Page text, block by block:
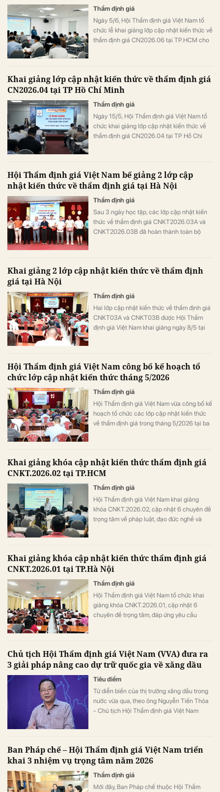
Thẩm định giá
Ngày 5/6, Hội Thẩm định giá Việt Nam tổ
chức lễ khai giảng lớp cập nhật kiến thức về
thẩm định giá CN2026.06 tại TP.HCM cho
Khai giảng lớp cập nhật kiến thức về thẩm định giá
CN2026.04 tại TP Hồ Chí Minh
Thẩm định giá
Ngày 15/5, Hội Thẩm định giá Việt Nam tổ
chức khai giảng lớp cập nhật kiến thức về
thẩm định giá CN2026.04 tại TP Hồ Chí
Hội Thẩm định giá Việt Nam bế giảng 2 lớp cập
nhật kiến thức về thẩm định giá tại Hà Nội
Thẩm định giá
Sau 3 ngày học tập, các lớp cập nhật kiến
thức về thẩm định giá CNKT2026.03A và
CNKT2026.03B đã hoàn thành toàn bộ
Khai giảng 2 lớp cập nhật kiến thức về thẩm định
giá tại Hà Nội
Thẩm định giá
Hai lớp cập nhật kiến thức về thẩm định giá
CNKT03A và CNKT03B được Hội Thẩm
định giá Việt Nam khai giảng ngày 8/5 tại
Hội Thẩm định giá Việt Nam công bố kế hoạch tổ
chức lớp cập nhật kiến thức tháng 5/2026
Thẩm định giá
Hội Thẩm định giá Việt Nam vừa công bố kế
hoạch tổ chức các lớp cập nhật kiến thức
về thẩm định giá trong tháng 5/2026 tại ba
Khai giảng khóa cập nhật kiến thức thẩm định giá
CNKT.2026.02 tại TP.HCM
Thẩm định giá
Hội Thẩm định giá Việt Nam khai giảng
khóa CNKT.2026.02, cập nhật 6 chuyên đề
trọng tâm về pháp luật, đạo đức nghề và
Khai giảng khóa cập nhật kiến thức thẩm định giá
CNKT.2026.01 tại TP.Hà Nội
Thẩm định giá
Hội Thẩm định giá Việt Nam tổ chức khai
giảng khóa CNKT.2026.01, cập nhật 6
chuyên đề trọng tâm, đáp ứng yêu cầu
Chủ tịch Hội Thẩm định giá Việt Nam (VVA) đưa ra
3 giải pháp nâng cao dự trữ quốc gia về xăng dầu
Tiêu điểm
Từ diễn biến của thị trường xăng dầu trong
nước vừa qua, theo ông Nguyễn Tiến Thỏa
- Chủ tịch Hội Thẩm định giá Việt Nam
Ban Pháp chế – Hội Thẩm định giá Việt Nam triển
khai 3 nhiệm vụ trọng tâm năm 2026
Thẩm định giá
Mới đây, Ban Pháp chế thuộc Hội Thẩm